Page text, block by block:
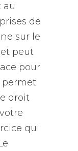
au
de
sur le
et peut
pour
permet
droit
qui